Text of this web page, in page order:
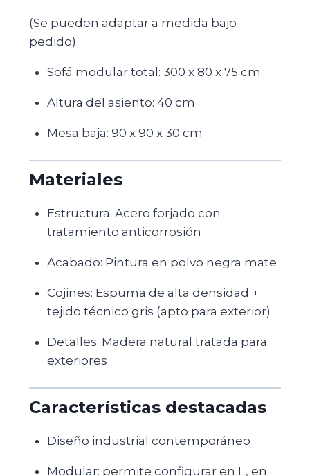
(Se pueden adaptar a medida bajo
pedido)
Sofá modular total: 300 x 80 x 75 cm
Altura del asiento: 40 cm
Mesa baja: 90 x 90 x 30 cm
Materiales
Estructura: Acero forjado con
tratamiento anticorrosión
Acabado: Pintura en polvo negra mate
Cojines: Espuma de alta densidad +
tejido técnico gris (apto para exterior)
Detalles: Madera natural tratada para
exteriores
Características destacadas
Diseño industrial contemporáneo
Modular: permite configurar en L, en